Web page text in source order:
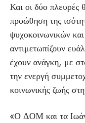
Και οι δύο πλευρές
προώθηση της
ψυχοκοινωνικών
αντιμετωπίζουν
έχουν ανάγκη, με
την ενεργή
κοινωνικής ζωής
«Ο ΔΟΜ και τα